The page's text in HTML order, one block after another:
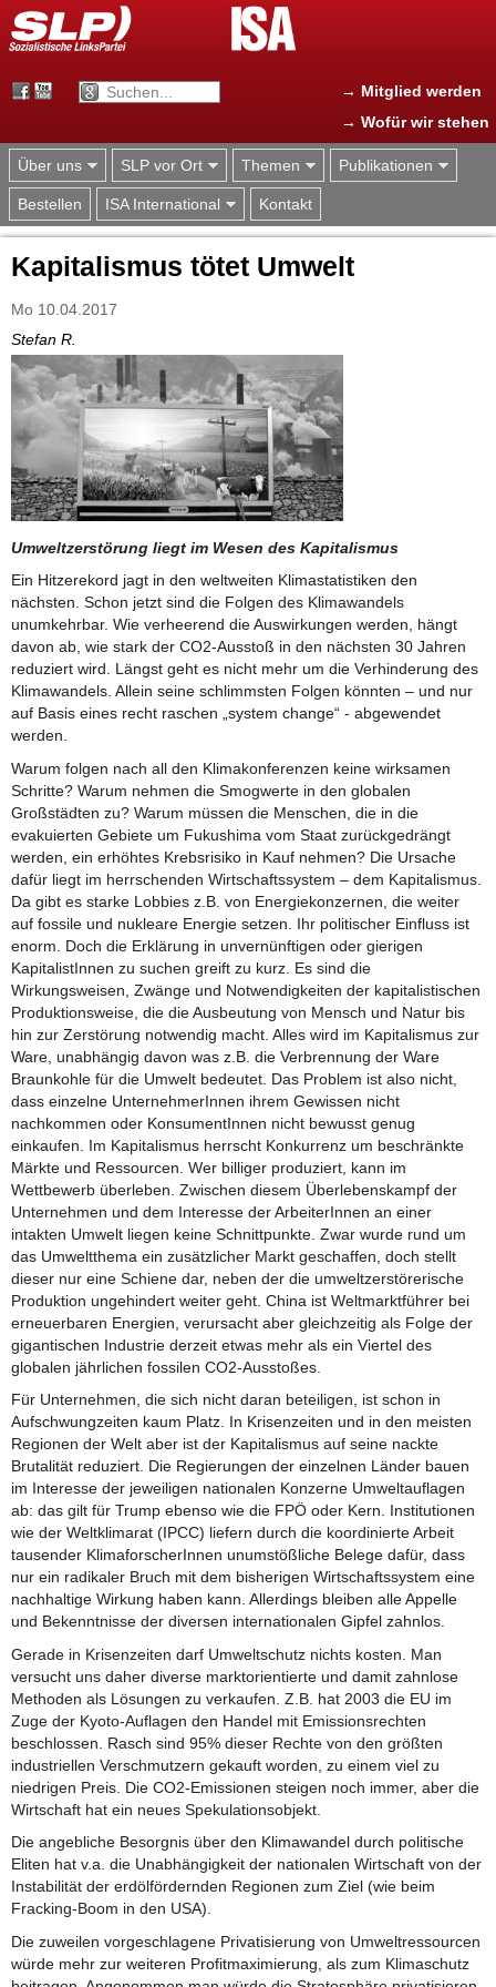
Jump to navigation
→ Mitglied werden
→ Wofür wir stehen
Über uns SLP vor Ort Themen Publikationen
Bestellen ISA International Kontakt
Kapitalismus tötet Umwelt
Mo 10.04.2017
Stefan R.
Umweltzerstörung liegt im Wesen des Kapitalismus
Ein Hitzerekord jagt in den weltweiten Klimastatistiken den
nächsten. Schon jetzt sind die Folgen des Klimawandels
unumkehrbar. Wie verheerend die Auswirkungen werden, hängt
davon ab, wie stark der CO2-Ausstoß in den nächsten 30 Jahren
reduziert wird. Längst geht es nicht mehr um die Verhinderung des
Klimawandels. Allein seine schlimmsten Folgen könnten – und nur
auf Basis eines recht raschen „system change“ - abgewendet
werden.
Warum folgen nach all den Klimakonferenzen keine wirksamen
Schritte? Warum nehmen die Smogwerte in den globalen
Großstädten zu? Warum müssen die Menschen, die in die
evakuierten Gebiete um Fukushima vom Staat zurückgedrängt
werden, ein erhöhtes Krebsrisiko in Kauf nehmen? Die Ursache
dafür liegt im herrschenden Wirtschaftssystem – dem Kapitalismus.
Da gibt es starke Lobbies z.B. von Energiekonzernen, die weiter
auf fossile und nukleare Energie setzen. Ihr politischer Einfluss ist
enorm. Doch die Erklärung in unvernünftigen oder gierigen
KapitalistInnen zu suchen greift zu kurz. Es sind die
Wirkungsweisen, Zwänge und Notwendigkeiten der kapitalistischen
Produktionsweise, die die Ausbeutung von Mensch und Natur bis
hin zur Zerstörung notwendig macht. Alles wird im Kapitalismus zur
Ware, unabhängig davon was z.B. die Verbrennung der Ware
Braunkohle für die Umwelt bedeutet. Das Problem ist also nicht,
dass einzelne UnternehmerInnen ihrem Gewissen nicht
nachkommen oder KonsumentInnen nicht bewusst genug
einkaufen. Im Kapitalismus herrscht Konkurrenz um beschränkte
Märkte und Ressourcen. Wer billiger produziert, kann im
Wettbewerb überleben. Zwischen diesem Überlebenskampf der
Unternehmen und dem Interesse der ArbeiterInnen an einer
intakten Umwelt liegen keine Schnittpunkte. Zwar wurde rund um
das Umweltthema ein zusätzlicher Markt geschaffen, doch stellt
dieser nur eine Schiene dar, neben der die umweltzerstörerische
Produktion ungehindert weiter geht. China ist Weltmarktführer bei
erneuerbaren Energien, verursacht aber gleichzeitig als Folge der
gigantischen Industrie derzeit etwas mehr als ein Viertel des
globalen jährlichen fossilen CO2-Ausstoßes.
Für Unternehmen, die sich nicht daran beteiligen, ist schon in
Aufschwungzeiten kaum Platz. In Krisenzeiten und in den meisten
Regionen der Welt aber ist der Kapitalismus auf seine nackte
Brutalität reduziert. Die Regierungen der einzelnen Länder bauen
im Interesse der jeweiligen nationalen Konzerne Umweltauflagen
ab: das gilt für Trump ebenso wie die FPÖ oder Kern. Institutionen
wie der Weltklimarat (IPCC) liefern durch die koordinierte Arbeit
tausender KlimaforscherInnen unumstößliche Belege dafür, dass
nur ein radikaler Bruch mit dem bisherigen Wirtschaftssystem eine
nachhaltige Wirkung haben kann. Allerdings bleiben alle Appelle
und Bekenntnisse der diversen internationalen Gipfel zahnlos.
Gerade in Krisenzeiten darf Umweltschutz nichts kosten. Man
versucht uns daher diverse marktorientierte und damit zahnlose
Methoden als Lösungen zu verkaufen. Z.B. hat 2003 die EU im
Zuge der Kyoto-Auflagen den Handel mit Emissionsrechten
beschlossen. Rasch sind 95% dieser Rechte von den größten
industriellen Verschmutzern gekauft worden, zu einem viel zu
niedrigen Preis. Die CO2-Emissionen steigen noch immer, aber die
Wirtschaft hat ein neues Spekulationsobjekt.
Die angebliche Besorgnis über den Klimawandel durch politische
Eliten hat v.a. die Unabhängigkeit der nationalen Wirtschaft von der
Instabilität der erdölfördernden Regionen zum Ziel (wie beim
Fracking-Boom in den USA).
Die zuweilen vorgeschlagene Privatisierung von Umweltressourcen
würde mehr zur weiteren Profitmaximierung, als zum Klimaschutz